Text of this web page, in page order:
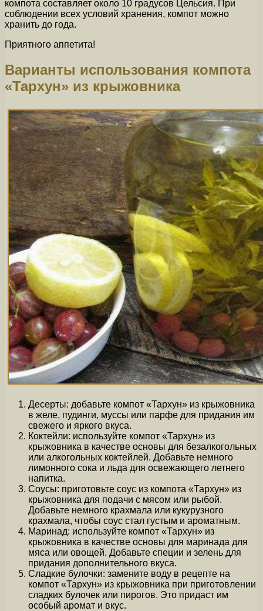
компота составляет около 10 градусов Цельсия. При
соблюдении всех условий хранения, компот можно
хранить до года.
Приятного аппетита!
Варианты использования компота
«Тархун» из крыжовника
Десерты: добавьте компот «Тархун» из крыжовника
в желе, пудинги, муссы или парфе для придания им
свежего и яркого вкуса.
Коктейли: используйте компот «Тархун» из
крыжовника в качестве основы для безалкогольных
или алкогольных коктейлей. Добавьте немного
лимонного сока и льда для освежающего летнего
напитка.
Соусы: приготовьте соус из компота «Тархун» из
крыжовника для подачи с мясом или рыбой.
Добавьте немного крахмала или кукурузного
крахмала, чтобы соус стал густым и ароматным.
Маринад: используйте компот «Тархун» из
крыжовника в качестве основы для маринада для
мяса или овощей. Добавьте специи и зелень для
придания дополнительного вкуса.
Сладкие булочки: замените воду в рецепте на
компот «Тархун» из крыжовника при приготовлении
сладких булочек или пирогов. Это придаст им
особый аромат и вкус.